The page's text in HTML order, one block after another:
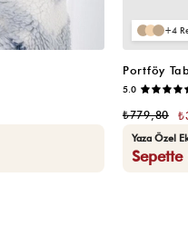
4
Portföy
5.0
₺779,80
Yaza Özel